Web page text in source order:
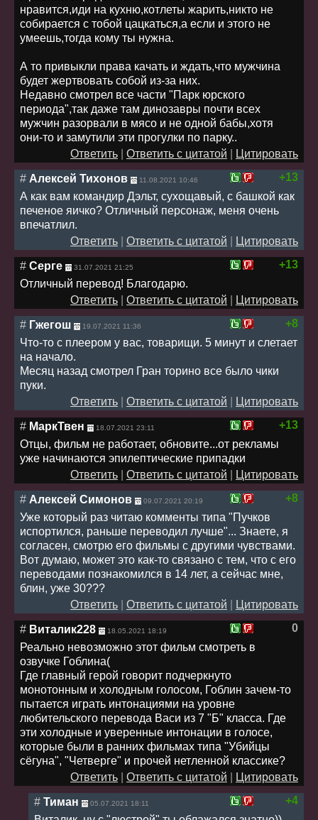
нравится,иди на кухню,котлеты жарить,никто не
собирается с тобой цацкаться,а если и этого не
умеешь,тогда кому ты нужна.
А то привыкли права качать и ждать,что мужчина
будет жертвовать собой из-за них.
Недавно смотрел все части "Парк юрского
периода",так даже там динозавры почти всех
мужчин разорвали в мясо и не одной бабы,хотя
они-то и замутили эти прогулки по парку..
Ответить
Ответить с цитатой
Цитировать
+13
# Алексей Тихонов 11.08.2021 10:46
А как вам командир Дэльт, сухощавый, с башкой как
печеное яичко? Отличный персонаж, меня очень
впечатлил.
Ответить
Ответить с цитатой
Цитировать
+13
# Серге 31.07.2021 21:25
Отличный перевод! Благодарю.
Ответить
Ответить с цитатой
Цитировать
+8
# Гжегош 19.07.2021 11:36
Что-то с плеером у вас, товарищи. 5 минут и слетает
на начало.
Месяц назад смотрел Гран торино все было чики
пуки.
Ответить
Ответить с цитатой
Цитировать
+13
# МаркТвен 18.07.2021 23:11
Отцы, фильм не работает, обновите...от рекламы
уже начинаются эпилептические припадки
Ответить
Ответить с цитатой
Цитировать
+8
# Алексей Симонов 09.07.2021 20:19
Уже который раз читаю комменты типа "Пучков
испортился, раньше переводил лучше"... Знаете, я
согласен, смотрю его фильмы с другими чувствами.
Вот думаю, может это как-то связано с тем, что с его
переводами познакомился в 14 лет, а сейчас мне,
блин, уже 30???
Ответить
Ответить с цитатой
Цитировать
0
# Виталик228 18.05.2021 18:19
Реально невозможно этот фильм смотреть в
озвучке Гоблина(
Где главный герой говорит подчеркнуто
монотонным и холодным голосом, Гоблин зачем-то
пытается играть интонациями на уровне
любительского перевода Васи из 7 "Б" класса. Где
эти холодные и уверенные интонации в голосе,
которые были в ранних фильмах типа "Убийцы
сёгуна", "Четверге" и прочей нетленной классике?
Ответить
Ответить с цитатой
Цитировать
+4
# Тиман 05.07.2021 18:11